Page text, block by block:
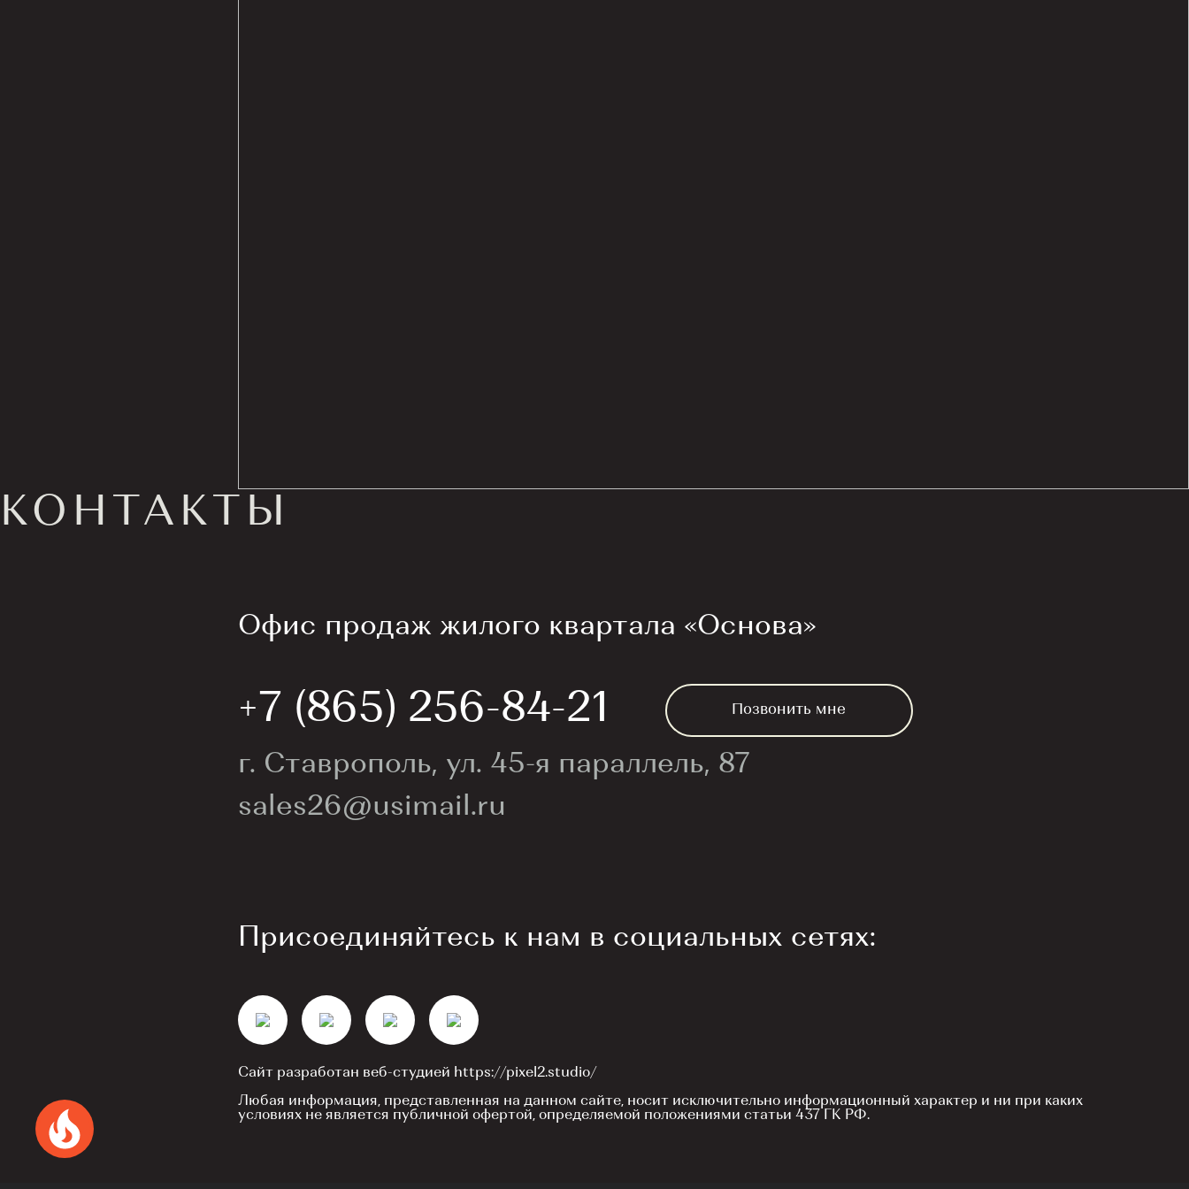
Успейте купить коммерческое помещение
КОНТАКТЫ
Офис продаж жилого квартала «Основа»
+7 (865) 256-84-21 Позвонить мне
г. Ставрополь, ул. 45-я параллель, 87
sales26@usimail.ru
Присоединяйтесь к нам в социальных сетях:
Сайт разработан веб-студией https://pixel2.studio/
Любая информация, представленная на данном сайте, носит исключительно информационный характер и ни при каких
условиях не является публичной офертой, определяемой положениями статьи 437 ГК РФ.